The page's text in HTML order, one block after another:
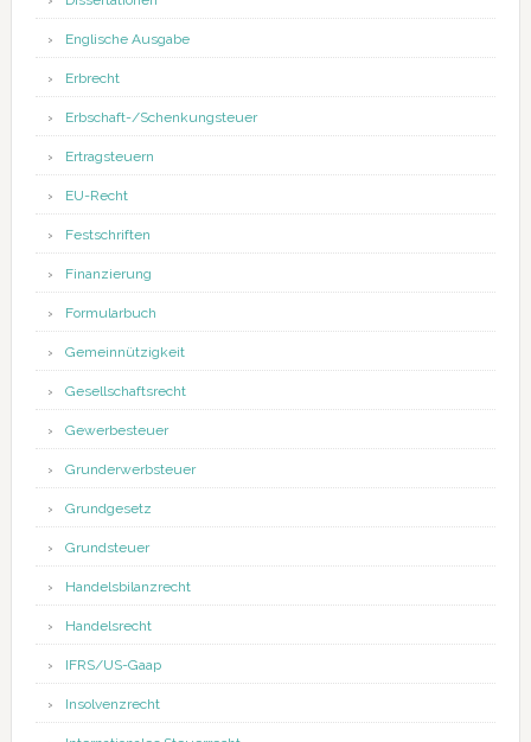
Englische Ausgabe
Erbrecht
Erbschaft-/Schenkungsteuer
Ertragsteuern
EU-Recht
Festschriften
Finanzierung
Formularbuch
Gemeinnützigkeit
Gesellschaftsrecht
Gewerbesteuer
Grunderwerbsteuer
Grundgesetz
Grundsteuer
Handelsbilanzrecht
Handelsrecht
IFRS/US-Gaap
Insolvenzrecht